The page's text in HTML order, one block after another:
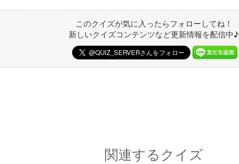
このクイズが気に入ったらフォローしてね！
新しいクイズコンテンツなど更新情報を配信中♪
関連するクイズ